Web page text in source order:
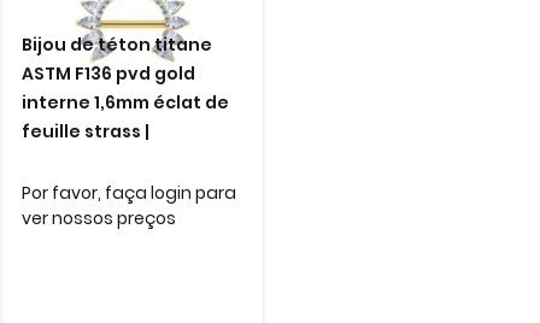
Bijou de téton titane
ASTM F136 pvd gold
interne 1,6mm éclat de
feuille strass |
Por favor, faça login para
ver nossos preços